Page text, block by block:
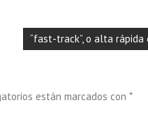
“fast-track”, o alta
están marcados con *